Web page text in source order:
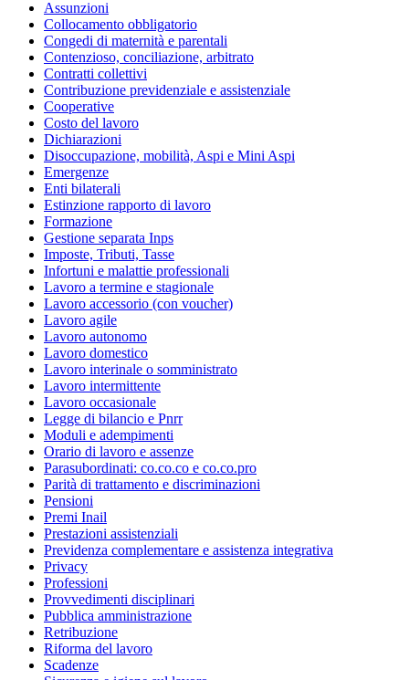
Assunzioni
Collocamento obbligatorio
Congedi di maternità e parentali
Contenzioso, conciliazione, arbitrato
Contratti collettivi
Contribuzione previdenziale e assistenziale
Cooperative
Costo del lavoro
Dichiarazioni
Disoccupazione, mobilità, Aspi e Mini Aspi
Emergenze
Enti bilaterali
Estinzione rapporto di lavoro
Formazione
Gestione separata Inps
Imposte, Tributi, Tasse
Infortuni e malattie professionali
Lavoro a termine e stagionale
Lavoro accessorio (con voucher)
Lavoro agile
Lavoro autonomo
Lavoro domestico
Lavoro interinale o somministrato
Lavoro intermittente
Lavoro occasionale
Legge di bilancio e Pnrr
Moduli e adempimenti
Orario di lavoro e assenze
Parasubordinati: co.co.co e co.co.pro
Parità di trattamento e discriminazioni
Pensioni
Premi Inail
Prestazioni assistenziali
Previdenza complementare e assistenza integrativa
Privacy
Professioni
Provvedimenti disciplinari
Pubblica amministrazione
Retribuzione
Riforma del lavoro
Scadenze